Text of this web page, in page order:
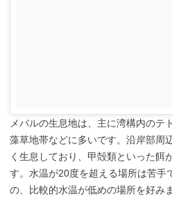
メバルの生息地は、主に湾構内のテ
藻草地帯などに多いです。沿岸部周
く生息しており、甲殻類といった餌
す。水温が20度を超える場所は苦手
の、比較的水温が低めの場所を好みま